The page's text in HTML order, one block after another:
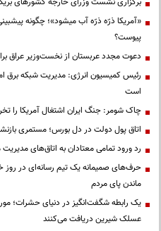
«آمریکا ذرّه ذرّه آب میشود»؛ چگونه
پیوست؟
دعوت مجدد عربستان از نخست‌وزیر عراق
رئیس کمیسیون انرژی: مدیریت شبکه برق
است
چاک شومر: جنگ ایران اشتغال آمریکا را
اتاق پول دولت در دل بورس؛ مستمری
رد ورود تمامی معتادان به اتاق‌های
حرف‌های صمیمانه یک تیم رسانه‌ای در روز
ماندن پای مردم
یک رابطه شگفت‌انگیز در دنیای حشرات؛
عسلک شیرین دریافت می‌کنند